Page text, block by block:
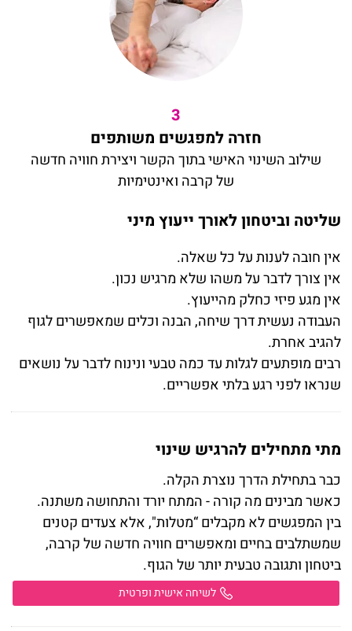
3
חזרה למפגשים משותפים
שילוב השינוי האישי בתוך הקשר ויצירת חוויה חדשה
של קרבה ואינטימיות
שליטה וביטחון לאורך ייעוץ מיני
אין חובה לענות על כל שאלה.
אין צורך לדבר על משהו שלא מרגיש נכון.
אין מגע פיזי כחלק מהייעוץ.
העבודה נעשית דרך שיחה, הבנה וכלים שמאפשרים לגוף
להגיב אחרת.
רבים מופתעים לגלות עד כמה טבעי ונינוח לדבר על נושאים
שנראו לפני רגע בלתי אפשריים.
מתי מתחילים להרגיש שינוי
כבר בתחילת הדרך נוצרת הקלה.
כאשר מבינים מה קורה - המתח יורד והתחושה משתנה.
בין המפגשים לא מקבלים “מטלות",אלא צעדים קטנים
שמשתלבים בחיים ומאפשרים חוויה חדשה של קרבה,
ביטחון ותגובה טבעית יותר של הגוף.
לשיחה אישית ופרטית